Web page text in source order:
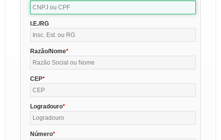
I.E./RG
Razão/Nome
CEP
Logradouro
Número